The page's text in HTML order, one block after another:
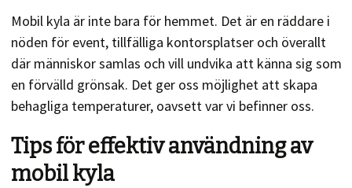
Mobil kyla är inte bara för hemmet. Det är en räddare i
nöden för event, tillfälliga kontorsplatser och överallt
där människor samlas och vill undvika att känna sig som
en förvälld grönsak. Det ger oss möjlighet att skapa
behagliga temperaturer, oavsett var vi befinner oss.
Tips för effektiv användning av
mobil kyla